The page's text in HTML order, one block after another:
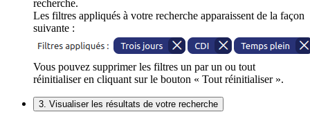
recherche.
Les filtres appliqués à votre recherche apparaissent de la façon
suivante :
Vous pouvez supprimer les filtres un par un ou tout
réinitialiser en cliquant sur le bouton « Tout réinitialiser ».
3. Visualiser les résultats de votre recherche